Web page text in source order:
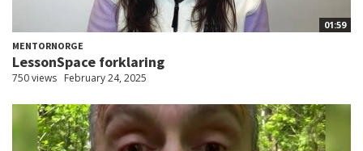
01:59
MENTORNORGE
LessonSpace forklaring
750 views February 24, 2025